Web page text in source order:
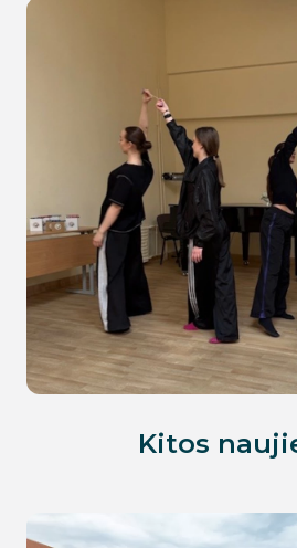
Kitos